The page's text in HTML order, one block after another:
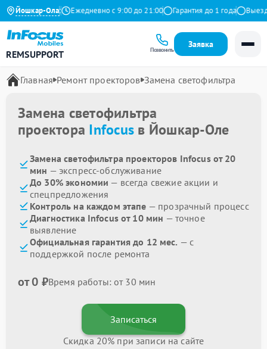
Йошкар-Ола
4.9 на Яндекс Ежедневно с 9:00 до 21:00 Гарантия до 1 года Выезд
REMSUPPORT Позвонить
Заявка
Главная Ремонт проекторов Замена светофильтра
Замена светофильтра
проектора Infocus в Йошкар-Оле
Замена светофильтра проекторов Infocus от 20
мин — экспресс-обслуживание
До 30% экономии — всегда свежие акции и
спецпредложения
Контроль на каждом этапе — прозрачный процесс
Диагностика Infocus от 10 мин — точное
выявление
Официальная гарантия до 12 мес. — с
поддержкой после ремонта
от 0 ₽Время работы: от 30 мин
Записаться
Скидка 20% при записи на сайте